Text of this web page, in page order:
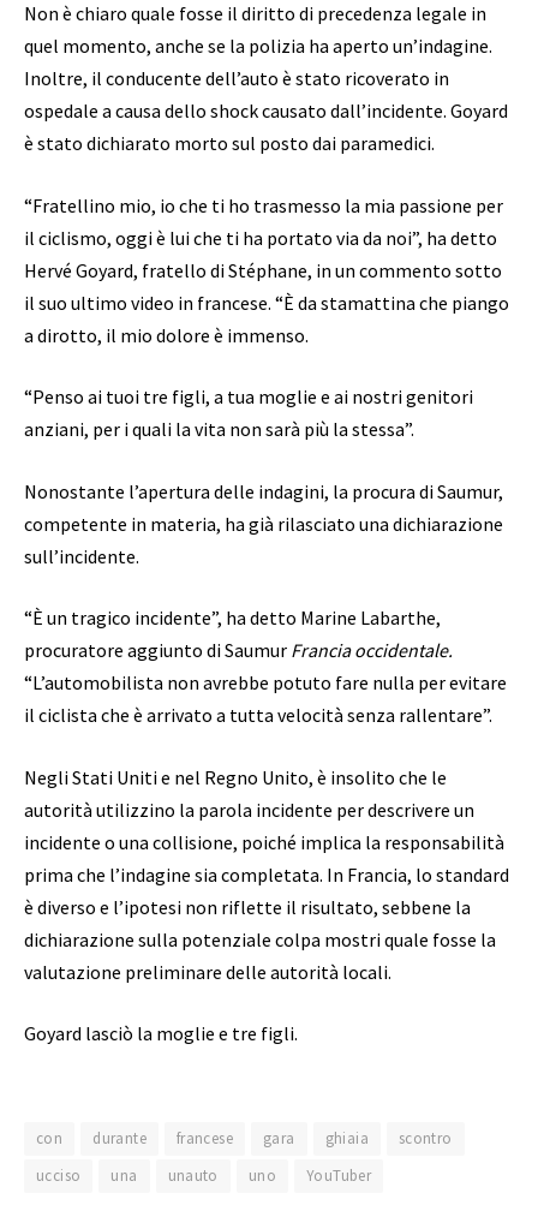
Non è chiaro quale fosse il diritto di precedenza legale in
quel momento, anche se la polizia ha aperto un’indagine.
Inoltre, il conducente dell’auto è stato ricoverato in
ospedale a causa dello shock causato dall’incidente. Goyard
è stato dichiarato morto sul posto dai paramedici.
“Fratellino mio, io che ti ho trasmesso la mia passione per
il ciclismo, oggi è lui che ti ha portato via da noi”, ha detto
Hervé Goyard, fratello di Stéphane, in un commento sotto
il suo ultimo video in francese. “È da stamattina che piango
a dirotto, il mio dolore è immenso.
“Penso ai tuoi tre figli, a tua moglie e ai nostri genitori
anziani, per i quali la vita non sarà più la stessa”.
Nonostante l’apertura delle indagini, la procura di Saumur,
competente in materia, ha già rilasciato una dichiarazione
sull’incidente.
“È un tragico incidente”, ha detto Marine Labarthe,
procuratore aggiunto di Saumur Francia occidentale.
“L’automobilista non avrebbe potuto fare nulla per evitare
il ciclista che è arrivato a tutta velocità senza rallentare”.
Negli Stati Uniti e nel Regno Unito, è insolito che le
autorità utilizzino la parola incidente per descrivere un
incidente o una collisione, poiché implica la responsabilità
prima che l’indagine sia completata. In Francia, lo standard
è diverso e l’ipotesi non riflette il risultato, sebbene la
dichiarazione sulla potenziale colpa mostri quale fosse la
valutazione preliminare delle autorità locali.
Goyard lasciò la moglie e tre figli.
con durante francese gara ghiaia
scontro
ucciso
una unauto uno YouTuber